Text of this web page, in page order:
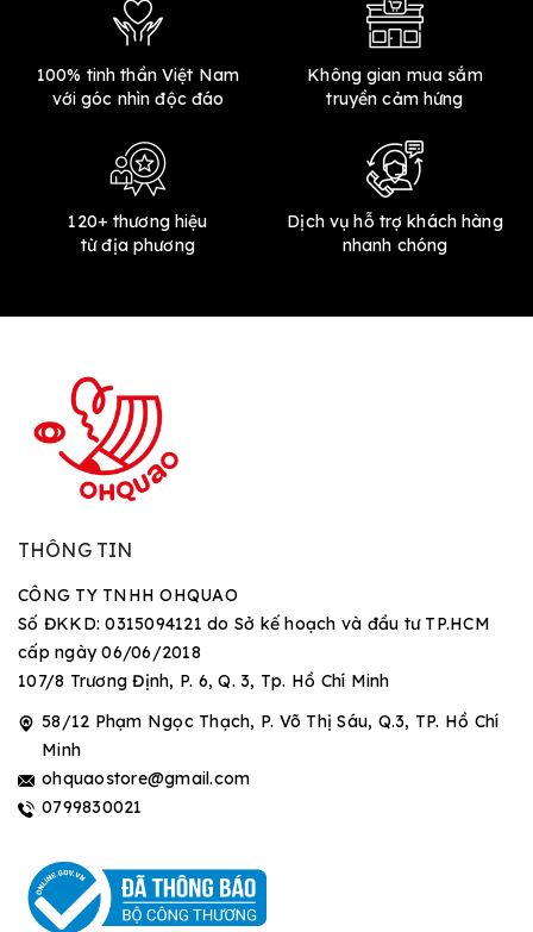
100% tinh thần Việt Nam
với góc nhìn độc đáo
Không gian mua sắm
truyền cảm hứng
120+ thương hiệu
từ địa phương
Dịch vụ hỗ trợ khách hàng
nhanh chóng
THÔNG TIN
CÔNG TY TNHH OHQUAO
Số ĐKKD: 0315094121 do Sở kế hoạch và đầu tư TP.HCM
cấp ngày 06/06/2018
107/8 Trương Định, P. 6, Q. 3, Tp. Hồ Chí Minh
58/12 Phạm Ngọc Thạch, P. Võ Thị Sáu, Q.3, TP. Hồ Chí
Minh
ohquaostore@gmail.com
0799830021